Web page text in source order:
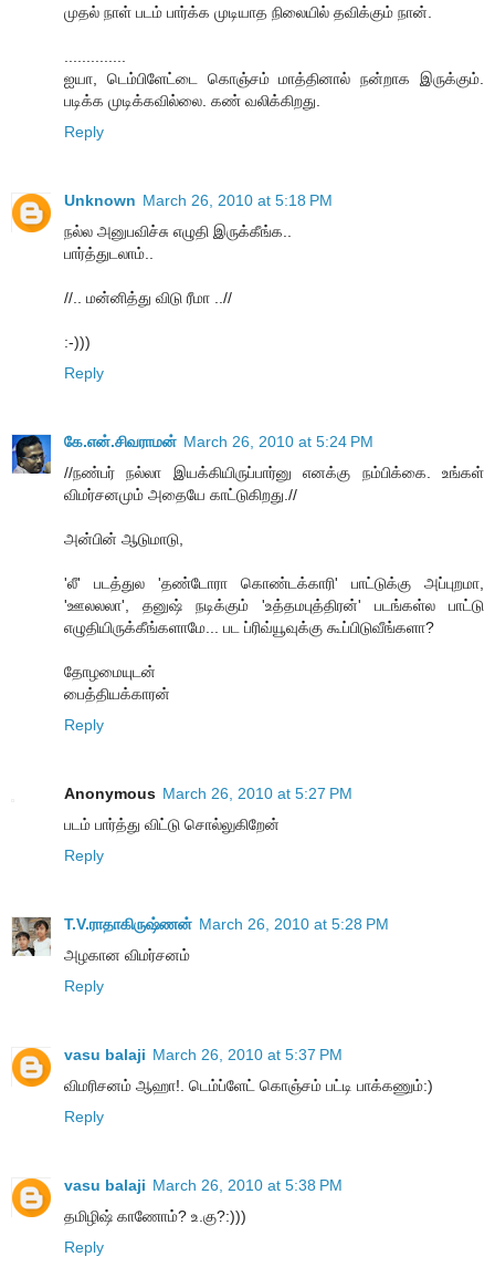
முதல் நாள் படம் பார்க்க முடியாத நிலையில் தவிக்கும் நான்.
ஐயா, டெம்பிளேட்டை கொஞ்சம் மாத்தினால் நன்றாக இருக்கும்.
படிக்க முடிக்கவில்லை. கண் வலிக்கிறது.
Reply
Unknown March 26, 2010 at 5:18 PM
நல்ல அனுபவிச்சு எழுதி இருக்கீங்க..
பார்த்துடலாம்..
//.. மன்னித்து விடு ரீமா ..//
:-)))
Reply
கே.என்.சிவராமன் March 26, 2010 at 5:24 PM
//நண்பர் நல்லா இயக்கியிருப்பார்னு எனக்கு நம்பிக்கை. உங்கள்
விமர்சனமும் அதையே காட்டுகிறது.//
அன்பின் ஆடுமாடு,
'லீ' படத்துல 'தண்டோரா கொண்டக்காரி' பாட்டுக்கு அப்புறமா,
'ஊலலலா', தனுஷ் நடிக்கும் 'உத்தமபுத்திரன்' படங்கள்ல பாட்டு
எழுதியிருக்கீங்களாமே... பட ப்ரிவ்யூவுக்கு கூப்பிடுவீங்களா?
தோழமையுடன்
பைத்தியக்காரன்
Reply
Anonymous March 26, 2010 at 5:27 PM
படம் பார்த்து விட்டு சொல்லுகிறேன்
Reply
T.V.ராதாகிருஷ்ணன் March 26, 2010 at 5:28 PM
அழகான விமர்சனம்
Reply
vasu balaji March 26, 2010 at 5:37 PM
விமரிசனம் ஆஹா!. டெம்ப்ளேட் கொஞ்சம் பட்டி பாக்கணும்:)
Reply
vasu balaji March 26, 2010 at 5:38 PM
தமிழிஷ் காணோம்? உ.கு?:)))
Reply